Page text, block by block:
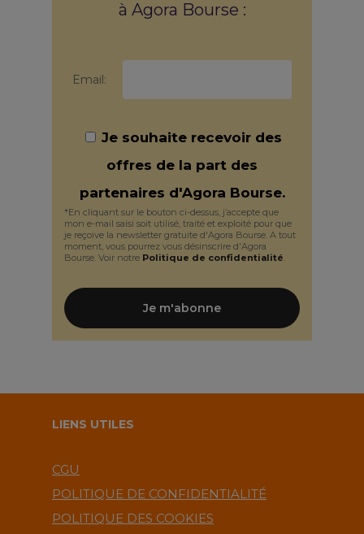
à Agora Bourse :
Email:
Je souhaite recevoir des
offres de la part des
partenaires d'Agora Bourse.
*En cliquant sur le bouton ci-dessus, j’accepte que
mon e-mail saisi soit utilisé, traité et exploité pour que
je reçoive la newsletter gratuite d'Agora Bourse. A tout
moment, vous pourrez vous désinscrire d'Agora
Bourse. Voir notre Politique de confidentialité
LIENS UTILES
CGU
POLITIQUE DE CONFIDENTIALITÉ
POLITIQUE DES COOKIES